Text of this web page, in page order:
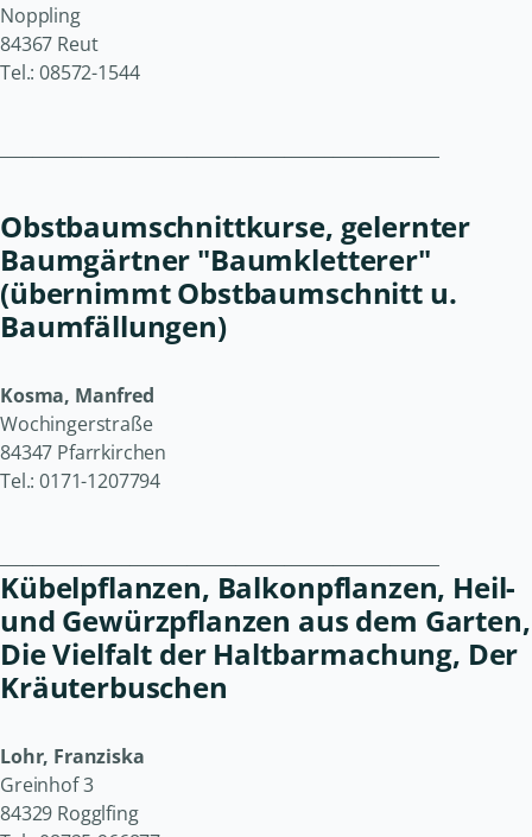
Noppling
84367 Reut
Tel.: 08572-1544
Obstbaumschnittkurse, gelernter
Baumgärtner "Baumkletterer"
(übernimmt Obstbaumschnitt u.
Baumfällungen)
Kosma, Manfred
Wochingerstraße
84347 Pfarrkirchen
Tel.: 0171-1207794
Kübelpflanzen, Balkonpflanzen, Heil-
und Gewürzpflanzen aus dem Garten,
Die Vielfalt der Haltbarmachung, Der
Kräuterbuschen
Lohr, Franziska
Greinhof 3
84329 Rogglfing